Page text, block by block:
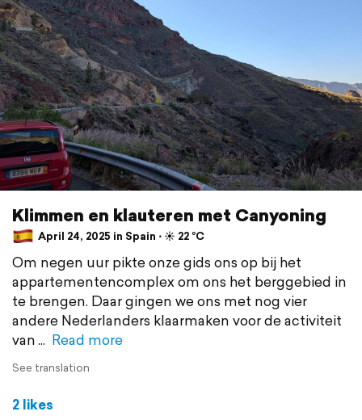
Klimmen en klauteren met Canyoning
April 24, 2025 in Spain ⋅ ☀️ 22 °C
Om negen uur pikte onze gids ons op bij het
appartementencomplex om ons het berggebied in
te brengen. Daar gingen we ons met nog vier
andere Nederlanders klaarmaken voor de activiteit
van
Read more
See translation
2 likes